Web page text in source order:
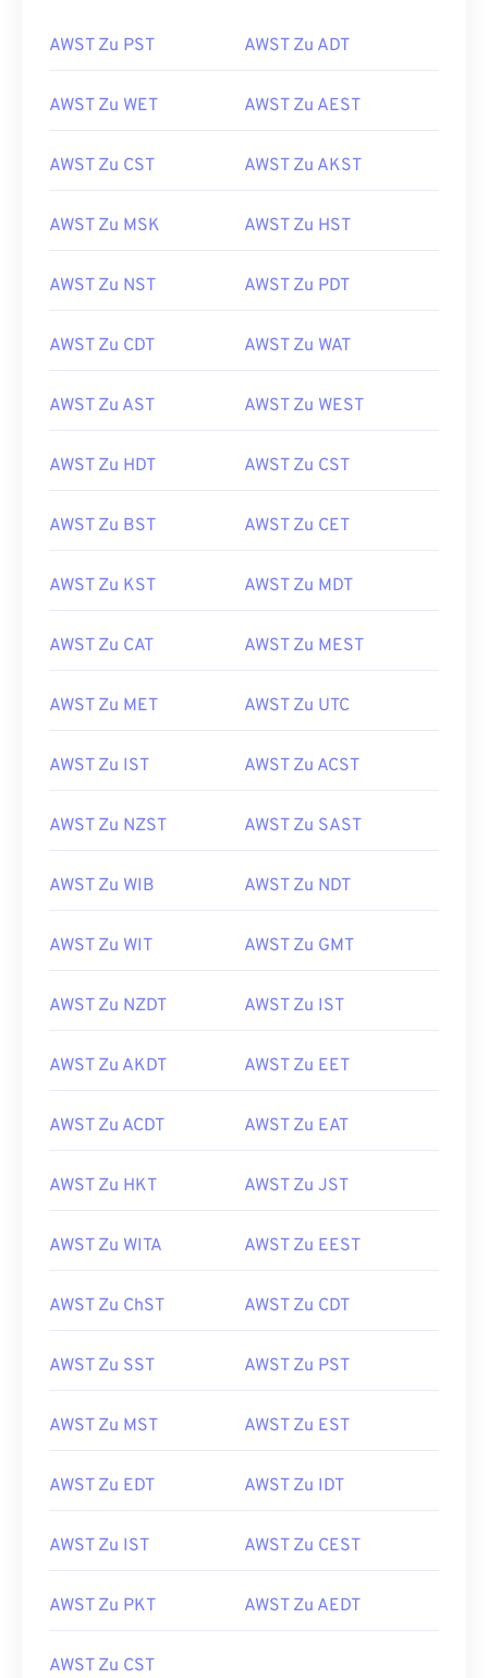
AWST Zu PST AWST Zu ADT
AWST Zu WET AWST Zu AEST
AWST Zu CST AWST Zu AKST
AWST Zu MSK AWST Zu HST
AWST Zu NST AWST Zu PDT
AWST Zu CDT AWST Zu WAT
AWST Zu AST AWST Zu WEST
AWST Zu HDT AWST Zu CST
AWST Zu BST AWST Zu CET
AWST Zu KST AWST Zu MDT
AWST Zu CAT AWST Zu MEST
AWST Zu MET AWST Zu UTC
AWST Zu IST AWST Zu ACST
AWST Zu NZST AWST Zu SAST
AWST Zu WIB AWST Zu NDT
AWST Zu WIT AWST Zu GMT
AWST Zu NZDT AWST Zu IST
AWST Zu AKDT AWST Zu EET
AWST Zu ACDT AWST Zu EAT
AWST Zu HKT AWST Zu JST
AWST Zu WITA AWST Zu EEST
AWST Zu ChST AWST Zu CDT
AWST Zu SST AWST Zu PST
AWST Zu MST AWST Zu EST
AWST Zu EDT AWST Zu IDT
AWST Zu IST AWST Zu CEST
AWST Zu PKT AWST Zu AEDT
AWST Zu CST